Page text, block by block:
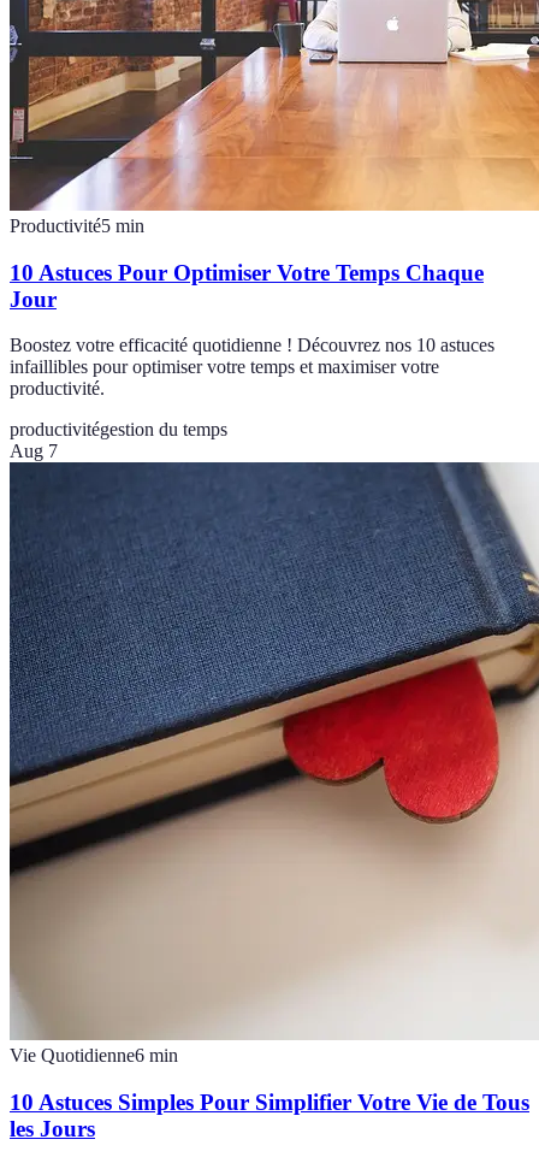
Productivité5 min
10 Astuces Pour Optimiser Votre Temps Chaque
Jour
Boostez votre efficacité quotidienne ! Découvrez nos 10 astuces
infaillibles pour optimiser votre temps et maximiser votre
productivité.
productivitégestion du temps
Aug 7
Vie Quotidienne6 min
10 Astuces Simples Pour Simplifier Votre Vie de Tous
les Jours